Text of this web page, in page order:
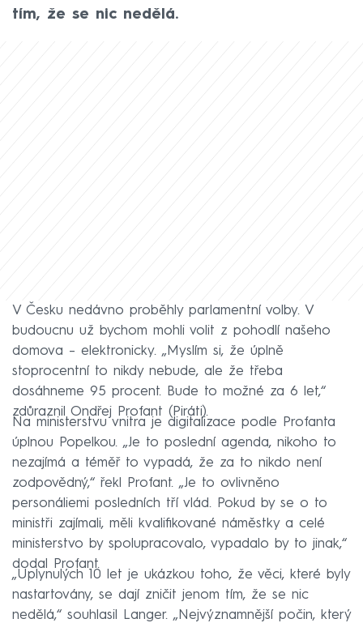
tím, že se nic nedělá.
V Česku nedávno proběhly parlamentní volby. V
budoucnu už bychom mohli volit z pohodlí našeho
domova – elektronicky. „Myslím si, že úplně
stoprocentní to nikdy nebude, ale že třeba
dosáhneme 95 procent. Bude to možné za 6 let,“
zdůraznil Ondřej Profant (Piráti).
Na ministerstvu vnitra je digitalizace podle Profanta
úplnou Popelkou. „Je to poslední agenda, nikoho to
nezajímá a téměř to vypadá, že za to nikdo není
zodpovědný,“ řekl Profant. „Je to ovlivněno
personáliemi posledních tří vlád. Pokud by se o to
ministři zajímali, měli kvalifikované náměstky a celé
ministerstvo by spolupracovalo, vypadalo by to jinak,“
dodal Profant.
„Uplynulých 10 let je ukázkou toho, že věci, které byly
nastartovány, se dají zničit jenom tím, že se nic
nedělá,“ souhlasil Langer. „Nejvýznamnější počin, který